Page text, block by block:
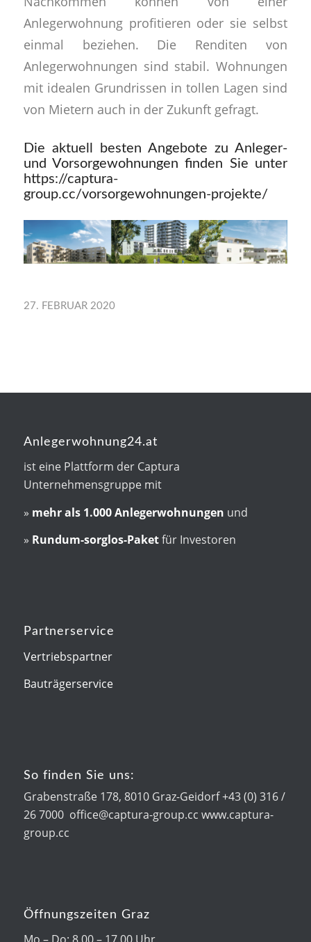
Anlegerwohnung profitieren oder sie selbst
einmal beziehen. Die Renditen von
Anlegerwohnungen sind stabil. Wohnungen
mit idealen Grundrissen in tollen Lagen sind
von Mietern auch in der Zukunft gefragt.
Die aktuell besten Angebote zu Anleger-
und Vorsorgewohnungen finden Sie unter
https://captura-
group.cc/vorsorgewohnungen-projekte/
27. FEBRUAR 2020
Anlegerwohnung24.at
ist eine Plattform der Captura
Unternehmensgruppe mit
» mehr als 1.000 Anlegerwohnungen und
» Rundum-sorglos-Paketfür Investoren
Partnerservice
Vertriebspartner
Bauträgerservice
So finden Sie uns:
Grabenstraße 178, 8010 Graz-Geidorf +43 (0) 316 /
26 7000 office@captura-group.cc www.captura-
group.cc
Öffnungszeiten Graz